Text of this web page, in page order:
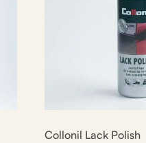
Collonil Lack Polish